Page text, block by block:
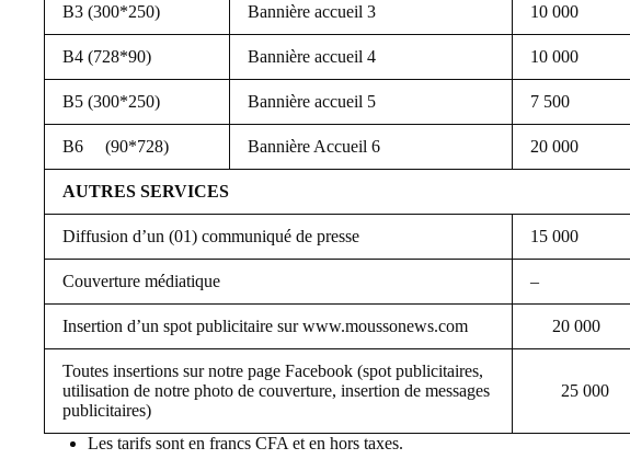
B3 (300*250) Bannière accueil 3 10 000
B4 (728*90) Bannière accueil 4 10 000
B5 (300*250) Bannière accueil 5 7 500
B6 (90*728) Bannière Accueil 6 20 000
AUTRES SERVICES
Diffusion d’un (01) communiqué de presse 15 000
Couverture médiatique –
Insertion d’un spot publicitaire sur www.moussonews.com 20 000
Toutes insertions sur notre page Facebook (spot publicitaires,
utilisation de notre photo de couverture, insertion de messages
publicitaires)
25 000
Les tarifs sont en francs CFA et en hors taxes.